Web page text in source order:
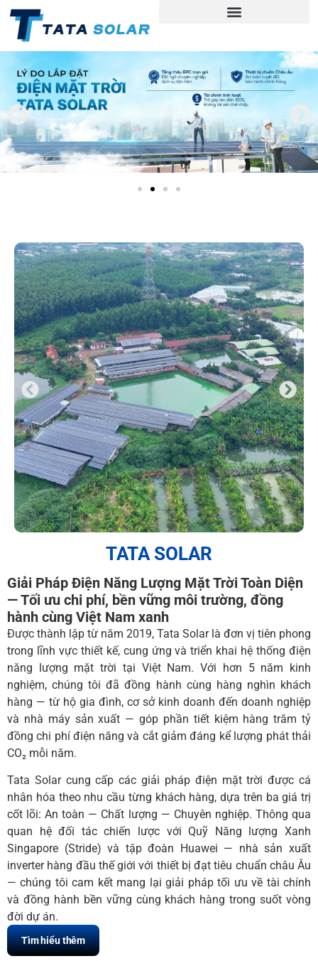
TATA SOLAR
Giải Pháp Điện Năng Lượng Mặt Trời Toàn Diện
— Tối ưu chi phí, bền vững môi trường, đồng
hành cùng Việt Nam xanh
Được thành lập từ năm 2019, Tata Solar là đơn vị tiên phong
trong lĩnh vực thiết kế, cung ứng và triển khai hệ thống điện
năng lượng mặt trời tại Việt Nam. Với hơn 5 năm kinh
nghiệm, chúng tôi đã đồng hành cùng hàng nghìn khách
hàng — từ hộ gia đình, cơ sở kinh doanh đến doanh nghiệp
và nhà máy sản xuất — góp phần tiết kiệm hàng trăm tỷ
đồng chi phí điện năng và cắt giảm đáng kể lượng phát thải
CO₂ mỗi năm.
Tata Solar cung cấp các giải pháp điện mặt trời được cá
nhân hóa theo nhu cầu từng khách hàng, dựa trên ba giá trị
cốt lõi: An toàn — Chất lượng — Chuyên nghiệp. Thông qua
quan hệ đối tác chiến lược với Quỹ Năng lượng Xanh
Singapore (Stride) và tập đoàn Huawei — nhà sản xuất
inverter hàng đầu thế giới với thiết bị đạt tiêu chuẩn châu Âu
— chúng tôi cam kết mang lại giải pháp tối ưu về tài chính
và đồng hành bền vững cùng khách hàng trong suốt vòng
đời dự án.
Tìm hiểu thêm